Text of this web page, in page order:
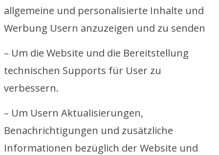
allgemeine und personalisierte Inhalte und
Werbung Usern anzuzeigen und zu senden
– Um die Website und die Bereitstellung
technischen Supports für User zu
verbessern.
– Um Usern Aktualisierungen,
Benachrichtigungen und zusätzliche
Informationen bezüglich der Website und